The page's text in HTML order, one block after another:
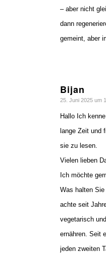
– aber nicht
dann
gemeint, aber
Bijan
sagte:
25. Juni 2025 um
Hallo Ich
lange Zeit und
sie zu lesen.
Vielen lieben
Ich möchte
Was halten
achte seit
vegetarisch
ernähren. Seit
jeden zweiten